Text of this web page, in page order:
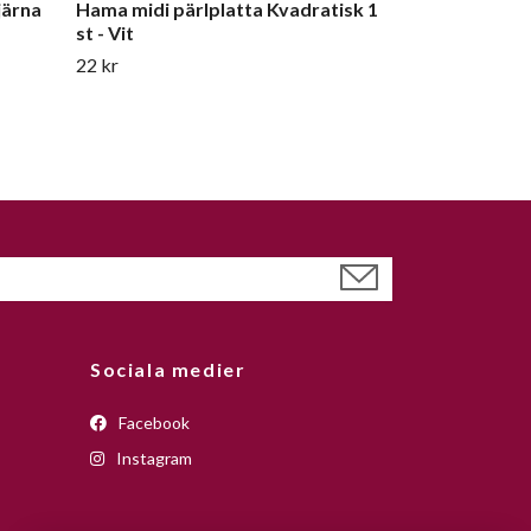
Hama midi pärlplatta Kvadratisk 1
st - Vit
22 kr
Sociala medier
Facebook
Instagram